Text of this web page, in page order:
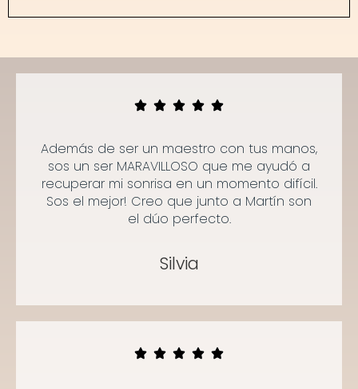
Además de ser un maestro con tus manos,
sos un ser MARAVILLOSO que me ayudó a
recuperar mi sonrisa en un momento difícil.
Sos el mejor! Creo que junto a Martín son
el dúo perfecto.
Silvia